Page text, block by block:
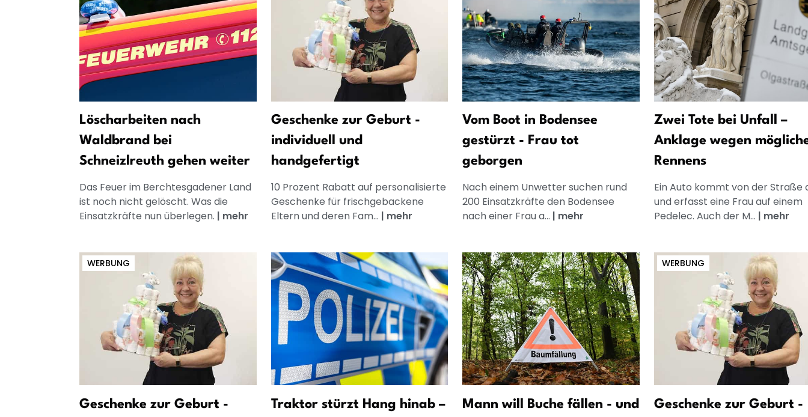
Löscharbeiten nach
Waldbrand bei
Schneizlreuth gehen weiter
Das Feuer im Berchtesgadener Land
ist noch nicht gelöscht. Was die
Einsatzkräfte nun überlegen. | mehr
Geschenke zur Geburt -
individuell und
handgefertigt
10 Prozent Rabatt auf personalisierte
Geschenke für frischgebackene
Eltern und deren Fam... | mehr
Vom Boot in Bodensee
gestürzt - Frau tot
geborgen
Nach einem Unwetter suchen rund
200 Einsatzkräfte den Bodensee
nach einer Frau a... | mehr
Zwei Tote bei Unfall –
Anklage wegen
Rennens
Ein Auto kommt von der Straße
und erfasst eine Frau auf einem
Pedelec. Auch der M... | mehr
WERBUNG
Geschenke zur Geburt -
Traktor stürzt Hang hinab –
Mann will Buche fällen - und
WERBUNG
Geschenke zur Geburt -